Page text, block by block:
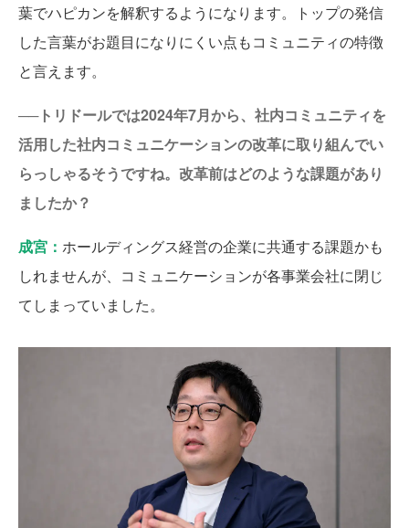
葉でハピカンを解釈するようになります。トップの発信
した言葉がお題目になりにくい点もコミュニティの特徴
と言えます。
──トリドールでは2024年7月から、社内コミュニティを
活用した社内コミュニケーションの改革に取り組んでい
らっしゃるそうですね。改革前はどのような課題があり
ましたか？
成宮： ホールディングス経営の企業に共通する課題かも
しれませんが、コミュニケーションが各事業会社に閉じ
てしまっていました。